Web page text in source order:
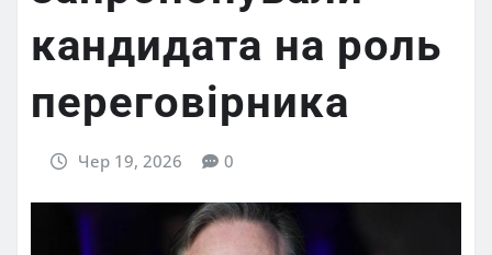
кандидата на роль
переговірника
Чер 19, 2026 0